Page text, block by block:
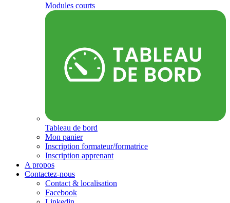
Modules courts
Tableau de bord
Mon panier
Inscription formateur/formatrice
Inscription apprenant
A propos
Contactez-nous
Contact & localisation
Facebook